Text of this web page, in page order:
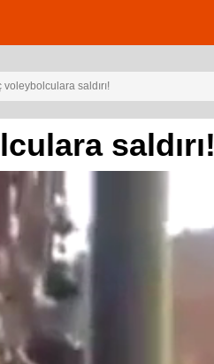
saldırı!
saldırı!